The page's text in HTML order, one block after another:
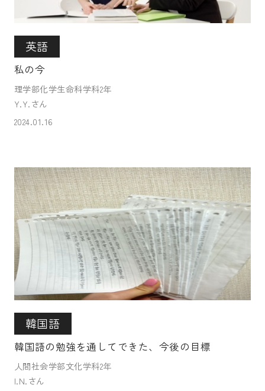
英語
私の今
理学部化学生命科学科2年
Y.Y.さん
2024.01.16
韓国語
韓国語の勉強を通してできた、今後の目標
人間社会学部文化学科2年
I.N.さん